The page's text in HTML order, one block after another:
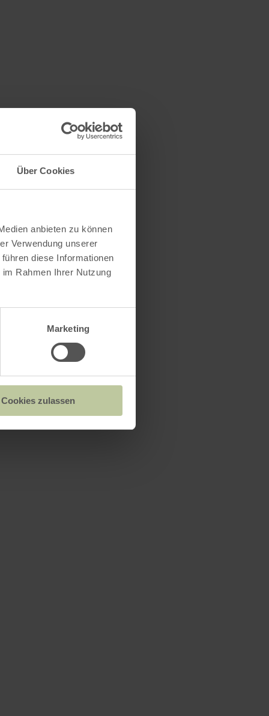
Über Cookies
anbieten zu können
Verwendung unserer
diese Informationen
Rahmen Ihrer Nutzung
Marketing
Cookies zulassen